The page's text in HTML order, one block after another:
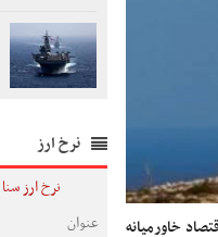
خاورمیانه
نرخ ارز
نرخ ارز سنا
عنوان